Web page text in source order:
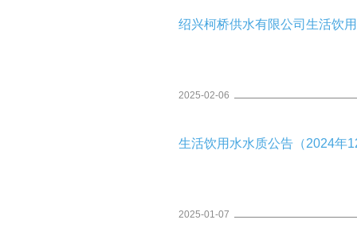
绍兴柯桥供水有限公司生活饮
2025-02-06
生活饮用水水质公告（2024年
2025-01-07